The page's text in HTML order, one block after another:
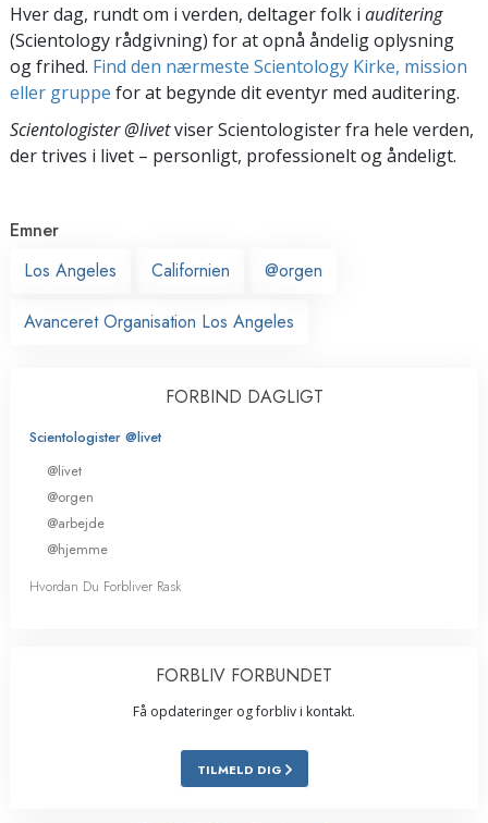
Hver dag, rundt om i verden, deltager folk i auditering
(Scientology rådgivning) for at opnå åndelig oplysning
og frihed. Find den nærmeste Scientology Kirke, mission
eller gruppe for at begynde dit eventyr med auditering.
Scientologister @livetviser Scientologister fra hele verden,
der trives i livet – personligt, professionelt og åndeligt.
Emner
Los Angeles
Californien @orgen
Avanceret Organisation Los Angeles
FORBIND DAGLIGT
Scientologister @livet
@livet
@orgen
@arbejde
@hjemme
Hvordan Du Forbliver Rask
FORBLIV FORBUNDET
Få opdateringer og forbliv i kontakt.
TILMELD DIG